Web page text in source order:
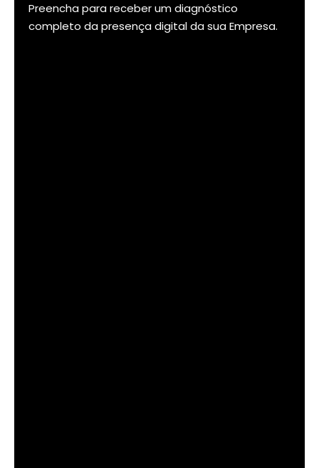
Preencha para receber um diagnóstico
completo da presença digital da sua Empresa.